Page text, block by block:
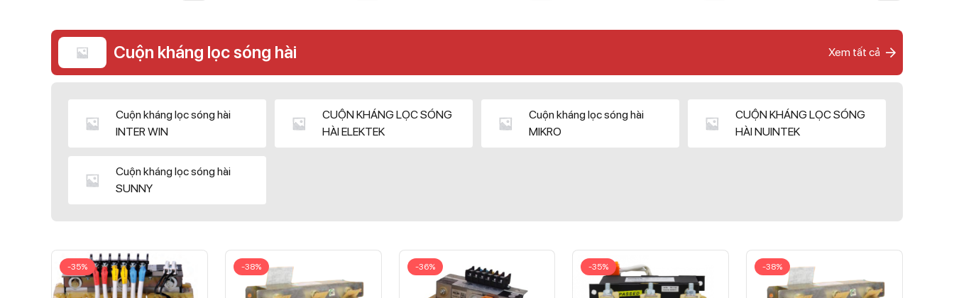
Cuộn kháng lọc sóng hài Xem tất cả
Cuộn kháng lọc sóng hài
INTER WIN
CUỘN KHÁNG LỌC SÓNG
HÀI ELEKTEK
Cuộn kháng lọc sóng hài
MIKRO
CUỘN KHÁNG LỌC SÓNG
HÀI NUINTEK
Cuộn kháng lọc sóng hài
SUNNY
-35% -38% -36% -35% -38%